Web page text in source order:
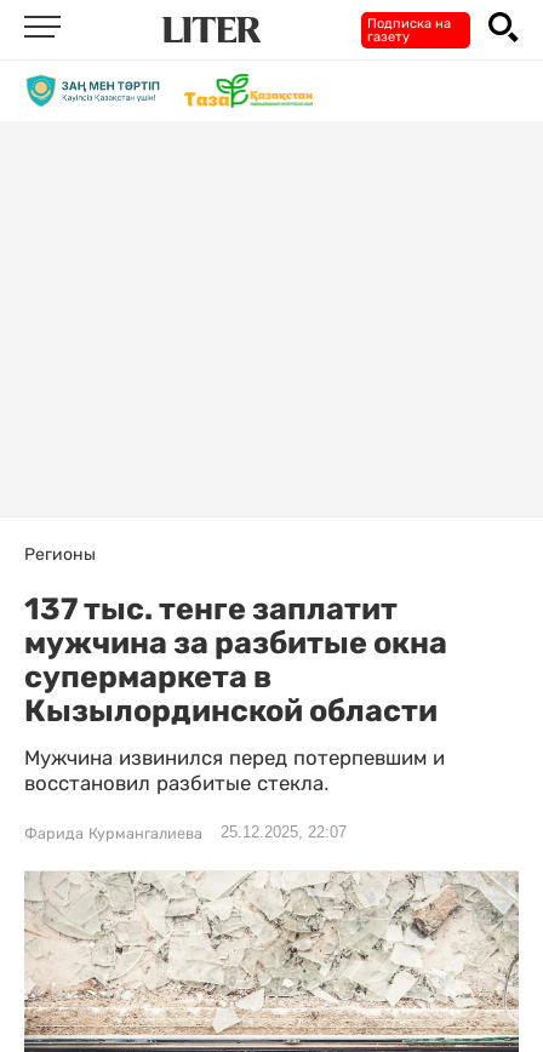
Подписка на
газету
Регионы
137 тыс. тенге заплатит
мужчина за разбитые окна
супермаркета в
Кызылординской области
Мужчина извинился перед потерпевшим и
восстановил разбитые стекла.
Фарида Курмангалиева 25.12.2025, 22:07